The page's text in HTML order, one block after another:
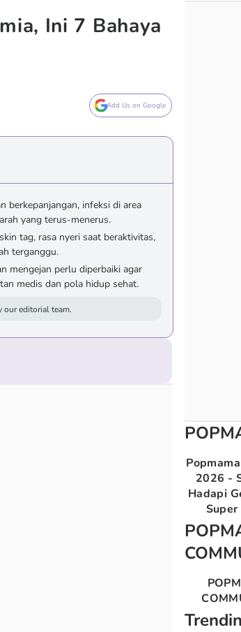
Ini 7 Bahaya
Add Us on Google
berkepanjangan, infeksi di area
yang terus-menerus.
tag, rasa nyeri saat beraktivitas,
terganggu.
mengejan perlu diperbaiki agar
medis dan pola hidup sehat.
our editorial team.
2026 -
Hadapi